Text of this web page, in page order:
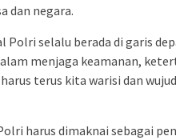
dan negara.
Polri selalu berada di garis
menjaga keamanan,
terus kita warisi dan
harus dimaknai sebagai